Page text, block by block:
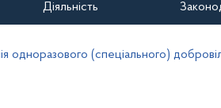
Діяльність
одноразового (спеціального)